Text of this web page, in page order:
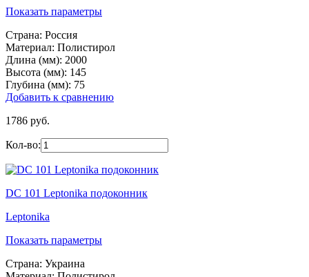
Показать параметры
Страна: Россия
Материал: Полистирол
Длина (мм): 2000
Высота (мм): 145
Глубина (мм): 75
Добавить к сравнению
1786 руб.
Кол-во:
DC 101 Leptonika подоконник
Leptonika
Показать параметры
Страна: Украина